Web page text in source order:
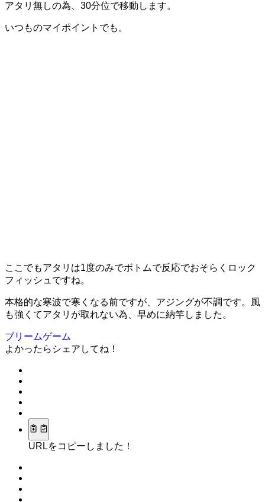
アタリ無しの為、30分位で移動します。
いつものマイポイントでも。
ここでもアタリは1度のみでボトムで反応でおそらくロック
フィッシュですね。
本格的な寒波で寒くなる前ですが、アジングが不調です。風
も強くてアタリが取れない為、早めに納竿しました。
ブリームゲーム
よかったらシェアしてね！
URLをコピーしました！